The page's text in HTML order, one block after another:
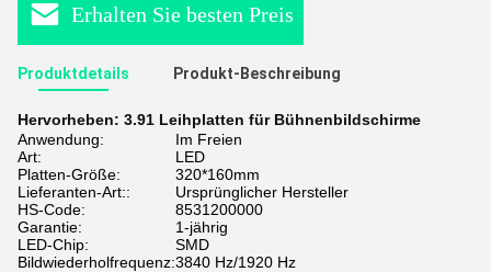
Erhalten Sie besten Preis
Produktdetails Produkt-Beschreibung
Hervorheben: 3.91 Leihplatten für Bühnenbildschirme
Anwendung:
Im Freien
Art:
LED
Platten-Größe:
320*160mm
Lieferanten-Art::
Ursprünglicher Hersteller
HS-Code:
8531200000
Garantie:
1-jährig
LED-Chip:
SMD
Bildwiederholfrequenz:3840 Hz/1920 Hz